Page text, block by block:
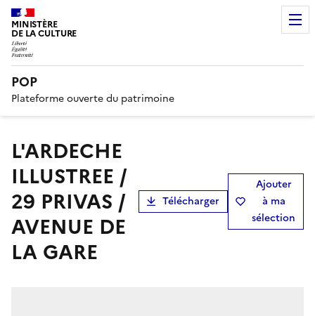
MINISTÈRE
DE LA CULTURE
POP
Plateforme ouverte du patrimoine
L'ARDECHE
ILLUSTREE /
29 PRIVAS /
AVENUE DE
LA GARE
Télécharger
Ajouter
à ma
sélection